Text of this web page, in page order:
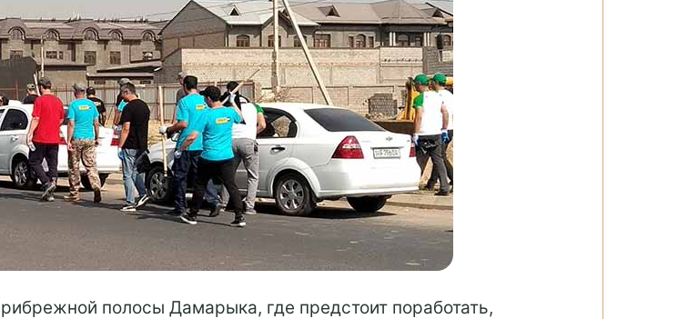
полосы Дамарыка, где предстоит поработать,